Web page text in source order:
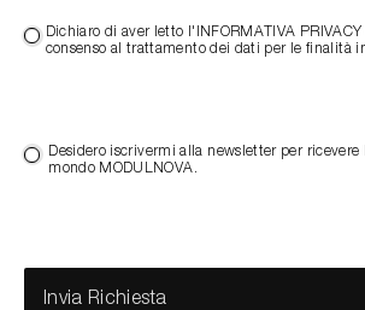
Dichiaro di aver letto l'INFORMATIVA
consenso al trattamento dei dati per le finalità
Desidero iscrivermi alla newsletter per
mondo MODULNOVA.
Invia Richiesta